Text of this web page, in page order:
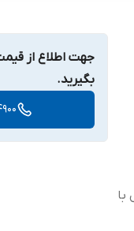
با
جهت اطلاع از
بگیرید.